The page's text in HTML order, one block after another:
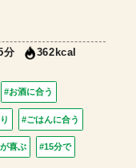
分
362kcal
#お酒に合う
#ごはんに合う
喜ぶ #15分で